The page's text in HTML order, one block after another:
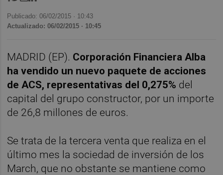
Publicado: 06/02/2015 · 10:43
Actualizado: 06/02/2015 · 10:45
MADRID (EP). Corporación Financiera Alba
ha vendido un nuevo paquete de acciones
de ACS, representativas del 0,275% del
capital del grupo constructor, por un importe
de 26,8 millones de euros.
Se trata de la tercera venta que realiza en el
último mes la sociedad de inversión de los
March, que no obstante se mantiene como